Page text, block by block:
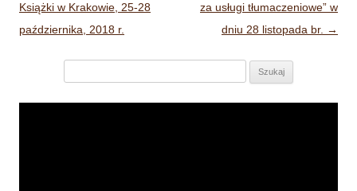
Książki w Krakowie, 25-28
października, 2018 r.
za usługi tłumaczeniowe” w
dniu 28 listopada br. →